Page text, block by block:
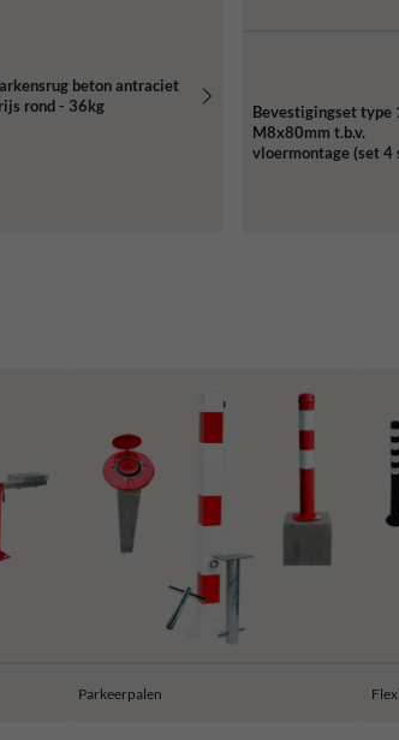
beton antraciet
rond - 36kg
Bevestigingset type
M8x80mm t.b.v.
vloermontage (set 4
Parkeerpalen